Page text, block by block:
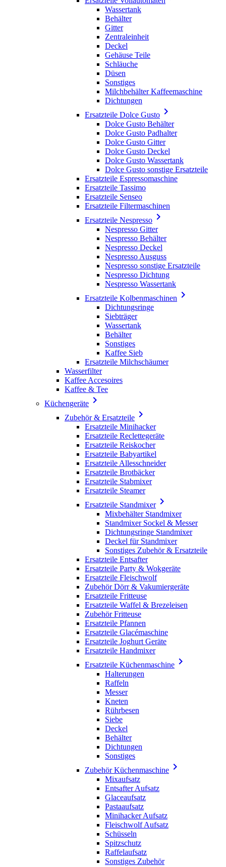
Wassertank
Behälter
Gitter
Zentraleinheit
Deckel
Gehäuse Teile
Schläuche
Düsen
Sonstiges
Milchbehälter Kaffeemaschine
Dichtungen
Ersatzteile Dolce Gusto 
Dolce Gusto Behälter
Dolce Gusto Padhalter
Dolce Gusto Gitter
Dolce Gusto Deckel
Dolce Gusto Wassertank
Dolce Gusto sonstige Ersatzteile
Ersatzteile Espressomaschine
Ersatzteile Tassimo
Ersatzteile Senseo
Ersatzteile Filtermaschinen
Ersatzteile Nespresso 
Nespresso Gitter
Nespresso Behälter
Nespresso Deckel
Nespresso Ausguss
Nespresso sonstige Ersatzteile
Nespresso Dichtung
Nespresso Wassertank
Ersatzteile Kolbenmaschinen 
Dichtungsringe
Siebträger
Wassertank
Behälter
Sonstiges
Kaffee Sieb
Ersatzteile Milchschäumer
Wasserfilter
Kaffee Accesoires
Kaffee & Tee
Küchengeräte 
Zubehör & Ersatzteile 
Ersatzteile Minihacker
Ersatzteile Reclettegeräte
Ersatzteile Reiskocher
Ersatzteile Babyartikel
Ersatzteile Allesschneider
Ersatzteile Brotbäcker
Ersatzteile Stabmixer
Ersatzteile Steamer
Ersatzteile Standmixer
Mixbehälter Standmixer
Standmixer Sockel & Messer
Dichtungsringe Standmixer
Deckel für Standmixer
Sonstiges Zubehör & Ersatzteile
Ersatzteile Entsafter
Ersatzteile Party & Wokgeräte
Ersatzteile Fleischwolf
Zubehör Dörr & Vakumiergeräte
Ersatzteile Fritteuse
Ersatzteile Waffel & Brezeleisen
Zubehör Fritteuse
Ersatzteile Pfannen
Ersatzteile Glacémaschine
Ersatzteile Joghurt Geräte
Ersatzteile Handmixer
Ersatzteile Küchenmaschine 
Halterungen
Raffeln
Messer
Kneten
Rührbesen
Siebe
Deckel
Behälter
Dichtungen
Sonstiges
Zubehör Küchenmaschine 
Mixaufsatz
Entsafter Aufsatz
Glaceaufsatz
Pastaaufsatz
Minihacker Aufsatz
Fleischwolf Aufsatz
Schüsseln
Spitzschutz
Raffelaufsatz
Sonstiges Zubehör